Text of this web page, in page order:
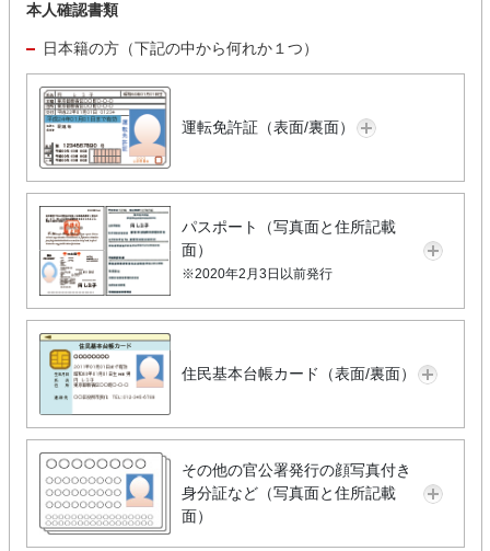
本人確認書類
日本籍の方（下記の中から何れか１つ）
運転免許証（表面/裏面）
パスポート（写真面と住所記載
面）
※2020年2月3日以前発行
住民基本台帳カード（表面/裏面）
その他の官公署発行の顔写真付き
身分証など（写真面と住所記載
面）